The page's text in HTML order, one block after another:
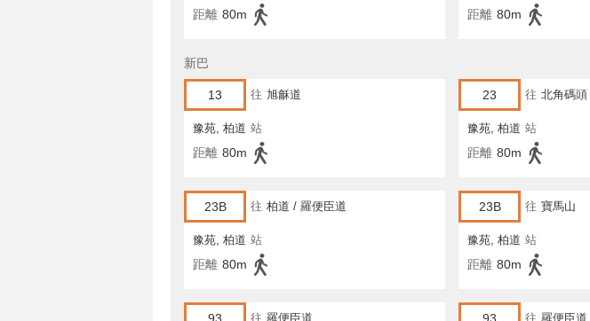
距離 80m 距離 80m
新巴
13 往 旭龢道
豫苑, 柏道 站
距離 80m
23 往 北角碼頭
豫苑, 柏道 站
距離 80m
23B 往 柏道 / 羅便臣道
豫苑, 柏道 站
距離 80m
23B 往 寶馬山
豫苑, 柏道 站
距離 80m
往 羅便臣道 往 羅便臣道